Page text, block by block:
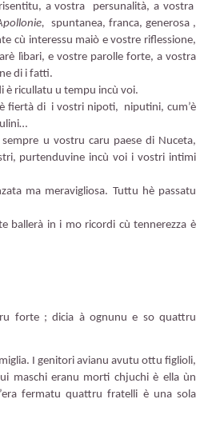
a vostra persunalità, a vostra
spuntanea, franca, generosa ,
cù interessu maiò e vostre riflessione,
lìbari, e vostre parolle forte, a vostra
di i fatti.
ricullatu u tempu incù voi.
è fiertà di i vostri nipoti, niputini, cum’è
u vostru caru paese di Nuceta,
purtenduvine incù voi i vostri intimi
ma meravigliosa. Tuttu hè passatu
ballerà in i mo ricordi cù tennerezza è
forte ; dicia à ognunu e so quattru
I genitori avianu avutu ottu figlioli,
maschi eranu morti chjuchi è ella ùn
fermatu quattru fratelli è una sola